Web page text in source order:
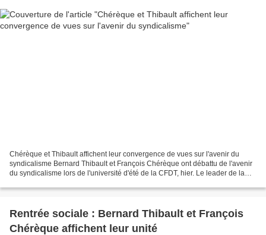
Chérèque et Thibault affichent leur convergence de vues sur l'avenir du
syndicalisme Bernard Thibault et François Chérèque ont débattu de l'avenir
du syndicalisme lors de l'université d'été de la CFDT, hier. Le leader de la
Rentrée sociale : Bernard Thibault et François
Chérèque affichent leur unité